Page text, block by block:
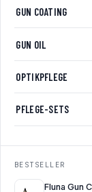
GUN COATING
GUN OIL
OPTIKPFLEGE
PFLEGE-SETS
BESTSELLER
Fluna Gun